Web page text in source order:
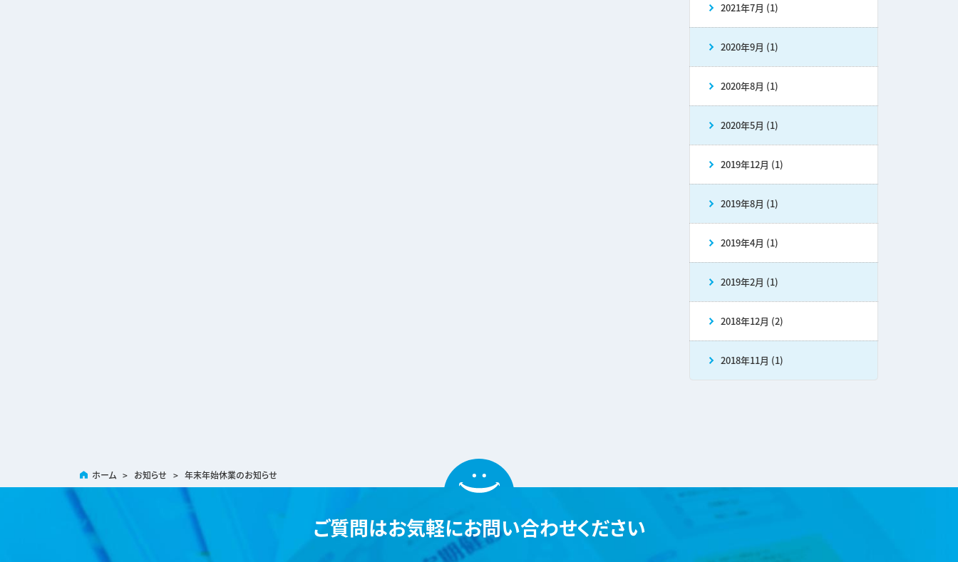
2021年7月 (1)
2020年9月 (1)
2020年8月 (1)
2020年5月 (1)
2019年12月 (1)
2019年8月 (1)
2019年4月 (1)
2019年2月 (1)
2018年12月 (2)
2018年11月 (1)
ホーム > お知らせ > 年末年始休業のお知らせ
ご質問はお気軽にお問い合わせください